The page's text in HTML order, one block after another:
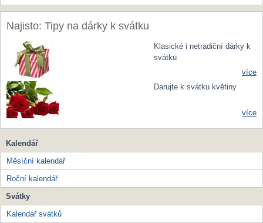
Najisto: Tipy na dárky k svátku
Klasické i netradiční dárky k
svátku
více
Darujte k svátku květiny
více
Kalendář
Měsíční kalendář
Roční kalendář
Svátky
Kalendář svátků